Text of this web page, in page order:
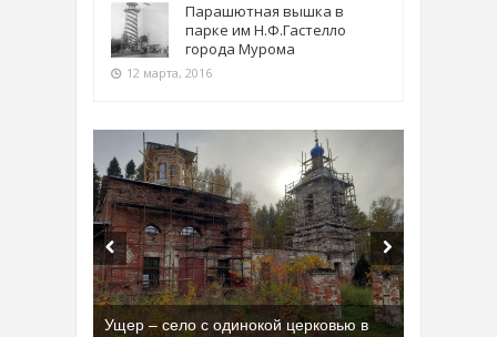
Парашютная вышка в
парке им Н.Ф.Гастелло
города Мурома
12 марта, 2016
Ущер – село с одинокой церковью в
Бывшая танковая часть имени Сухэ-